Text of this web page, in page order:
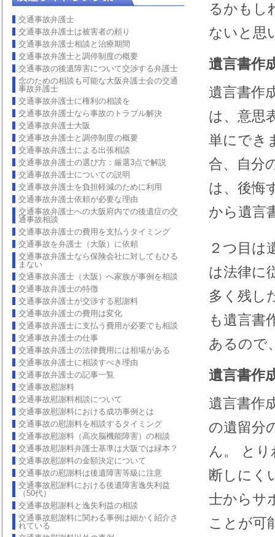
交通事故弁護士
交通事故弁護士は被害者の頼り
交通事故弁護士相談と治療期間
交通事故弁護士と調停制度の概要
交通事故の後遺障害について交渉する弁護士
念のための相談も可能な大阪弁護士会の交通
事故弁護士
交通事故弁護士に権利の相談を
交通事故弁護士なら事故のトラブル解決
交通事故弁護士大阪
交通事故弁護士と調停制度の概要
交通事故弁護士による出張相談
交通事故弁護士の選び方：厳選3点で解説
交通事故弁護士についての説明
交通事故弁護士を負担軽減のために利用
交通事故弁護士依頼が必要な理由
交通事故弁護士への大阪府内での後遺症の交
通事故相談
交通事故弁護士の費用を支払うタイミング
交通事故を弁護士（大阪）に依頼
交通事故弁護士なら保険会社に対してもひる
まない
交通事故弁護士（大阪）へ家族が事例を相談
交通事故弁護士の特徴
交通事故弁護士が交渉する慰謝料
交通事故弁護士の費用は変化
交通事故弁護士に支払う費用が必要でも相談
交通事故弁護士の仕事
交通事故弁護士の法律費用には相場がある
交通事故弁護士に相談すべき理由
交通事故弁護士の記事一覧
交通事故慰謝料
交通事故慰謝料相談について
交通事故慰謝料における成功事例とは
交通事故の慰謝料を相談するタイミング
交通事故慰謝料（高次脳機能障害）の相談
交通事故慰謝料弁護士基準は大阪では緑本？
交通事故慰謝料の金額決定について
交通事故の慰謝料は後遺障害等級に注意
交通事故慰謝料における後遺障害逸失利益
（50代）
交通事故慰謝料と逸失利益の相談
交通事故慰謝料に関わる事例は細かく紹介さ
れている
るかもし
ないと思
遺言書作
遺言書作
は、意思
単にでき
合、自分
は、後悔
から遺言
２つ目は
は法律に
多く残し
も遺言書
あるので
遺言書作
遺言書作
の遺留分
ん。 と
断しにく
士からサ
ことが可